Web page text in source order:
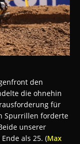
den
die ohnehin
für
Spurrillen forderte
unserer
als 25. (Max